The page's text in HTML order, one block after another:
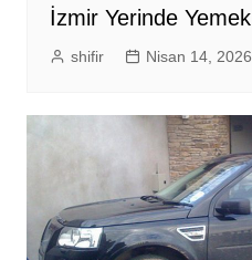
İzmir Yerinde Yemek
shifir Nisan 14, 2026